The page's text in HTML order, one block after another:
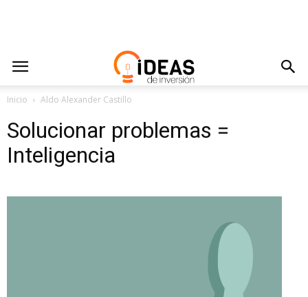
Inicio Aldo Alexander Castillo
Solucionar problemas =
Inteligencia